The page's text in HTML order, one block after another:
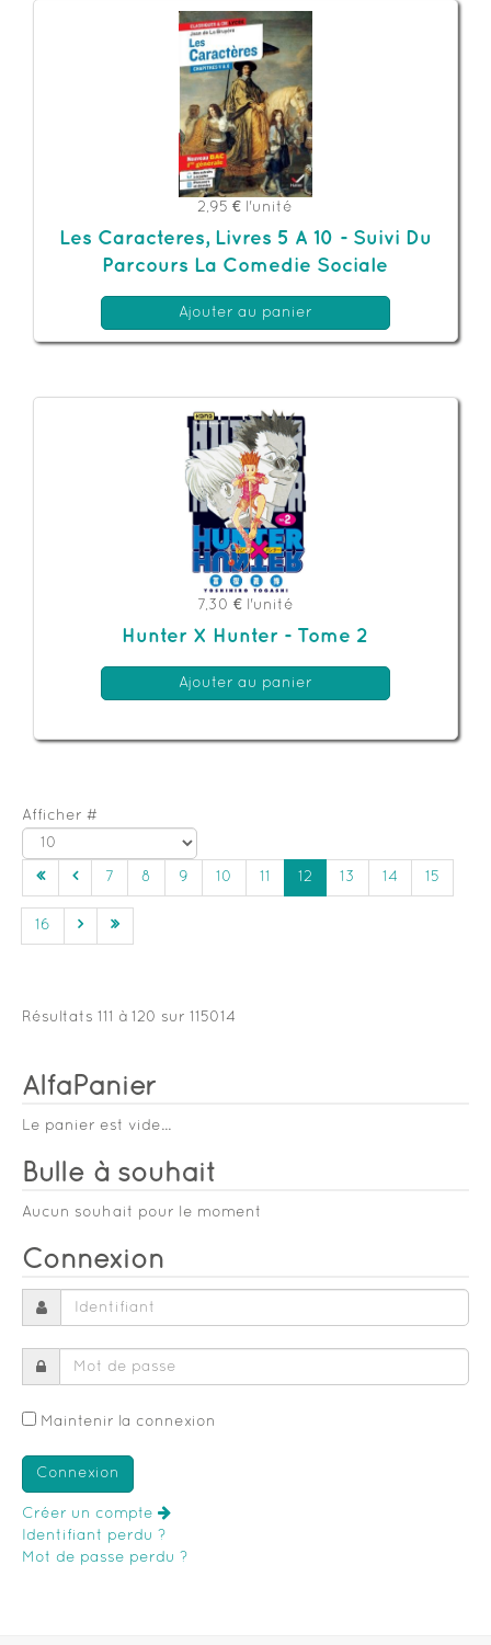
2,95 € l'unité
Les Caracteres, Livres 5 A 10 - Suivi Du
Parcours La Comedie Sociale
Ajouter au panier
7,30 € l'unité
Hunter X Hunter - Tome 2
Ajouter au panier
Afficher #
7 8 9 10 11 12 13 14 15
16
Résultats 111 à 120 sur 115014
AlfaPanier
Le panier est vide...
Bulle à souhait
Aucun souhait pour le moment
Connexion
Maintenir la connexion
Créer un compte
Identifiant perdu ?
Mot de passe perdu ?